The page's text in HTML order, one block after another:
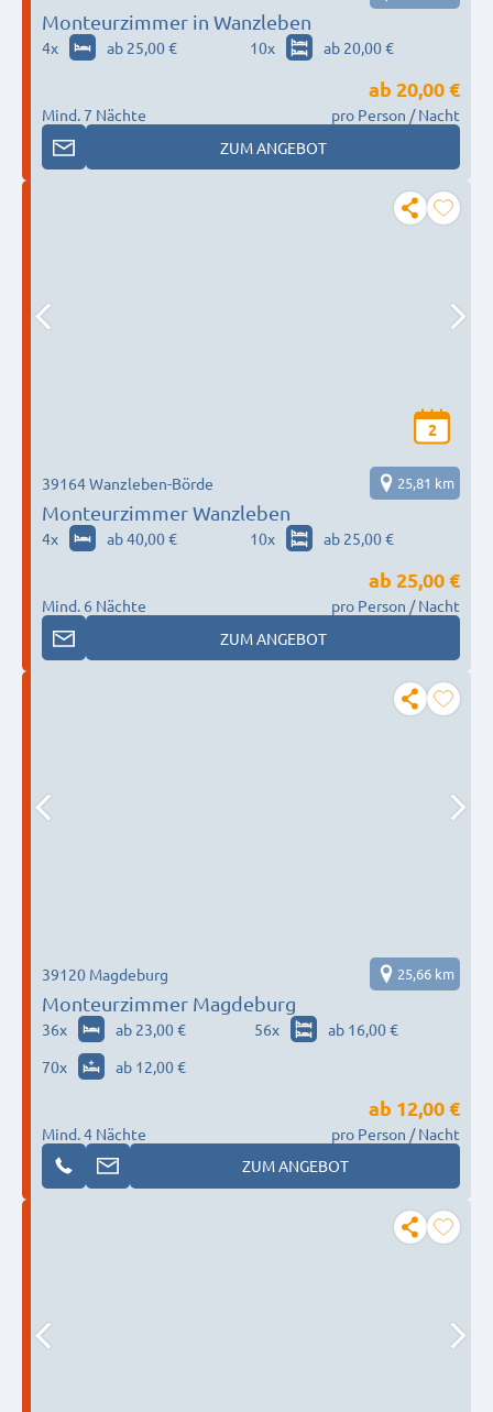
Monteurzimmer in Wanzleben
4x ab 25,00 € 10x ab 20,00 €
Mind. 7 Nächte
ab 20,00 €
pro Person / Nacht
ZUM ANGEBOT
2
Monteurzimmer Wanzleben
39164 Wanzleben-Börde 25,81 km
4x ab 40,00 € 10x ab 25,00 €
Mind. 6 Nächte
ab 25,00 €
pro Person / Nacht
ZUM ANGEBOT
Monteurzimmer Magdeburg
39120 Magdeburg 25,66 km
36x ab 23,00 € 56x
ab 16,00 €
70x ab 12,00 €
Mind. 4 Nächte
ab 12,00 €
pro Person / Nacht
ZUM ANGEBOT